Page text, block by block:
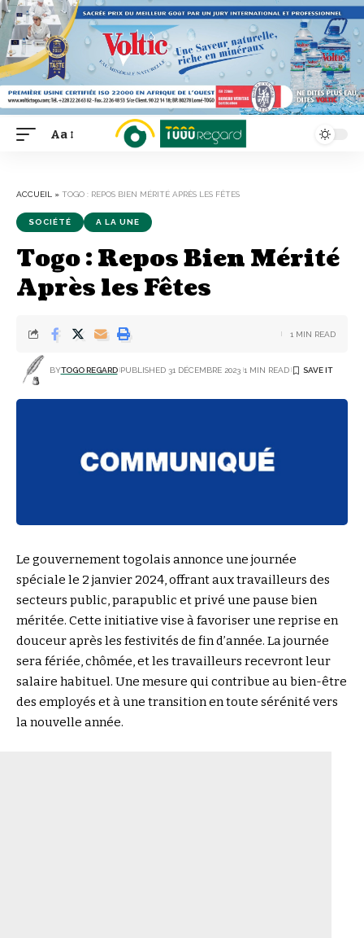
Font
Aa
ACCUEIL » TOGO : REPOS BIEN MÉRITÉ APRÈS LES FÊTES
SOCIÉTÉ A LA UNE
Togo : Repos Bien Mérité
Après les Fêtes
BYTOGO REGARD PUBLISHED 31 DÉCEMBRE 2023 1 MIN READ
1 MIN READ
Le gouvernement togolais annonce une journée
spéciale le 2 janvier 2024, offrant aux travailleurs des
secteurs public, parapublic et privé une pause bien
méritée. Cette initiative vise à favoriser une reprise en
douceur après les festivités de fin d’année. La journée
sera fériée, chômée, et les travailleurs recevront leur
salaire habituel. Une mesure qui contribue au bien-être
des employés et à une transition en toute sérénité vers
la nouvelle année.